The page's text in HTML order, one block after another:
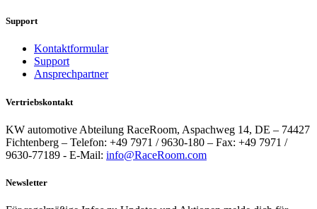
Support
Kontaktformular
Support
Ansprechpartner
Vertriebskontakt
KW automotive Abteilung RaceRoom, Aspachweg 14, DE – 74427
Fichtenberg – Telefon: +49 7971 / 9630-180 – Fax: +49 7971 /
9630-77189 - E-Mail: info@RaceRoom.com
Newsletter